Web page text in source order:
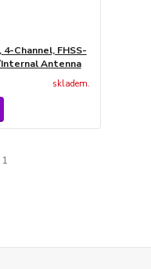
4-Channel, FHSS-
Antenna
skladem.
1